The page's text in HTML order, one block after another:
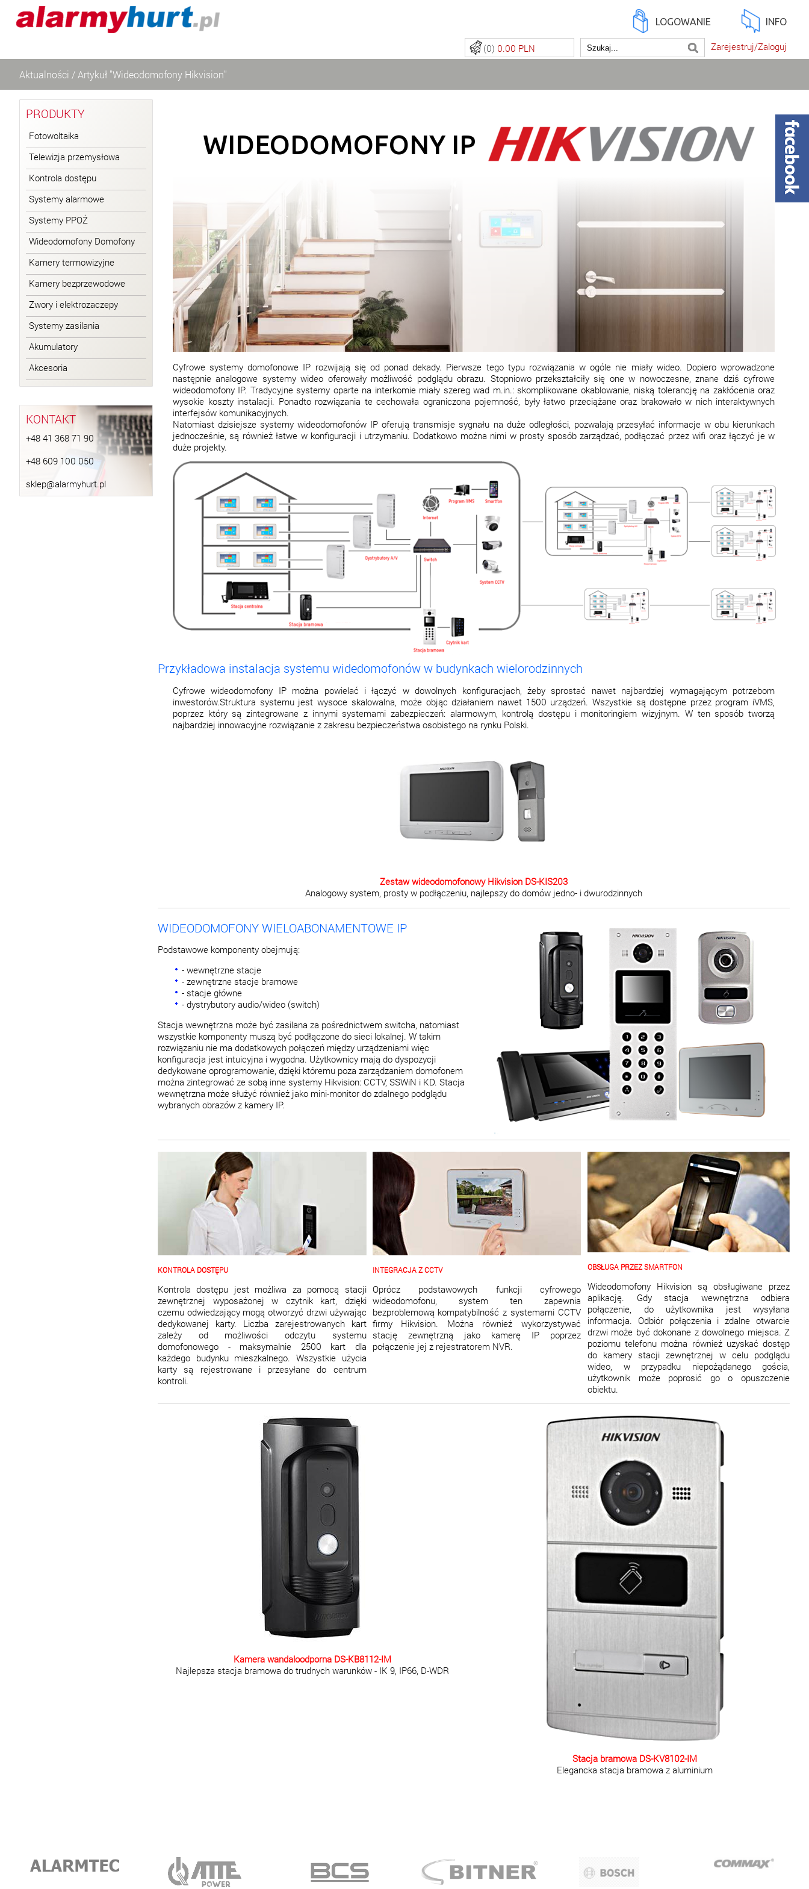
LOGOWANIE INFO
Zarejestruj/Zaloguj
(0) 0.00 PLN
Aktualności / Artykuł "Wideodomofony Hikvision"
PRODUKTY
Fotowoltaika
Telewizja przemysłowa
Kontrola dostępu
Systemy alarmowe
Systemy PPOŻ
Wideodomofony Domofony
Kamery termowizyjne
Kamery bezprzewodowe
Zwory i elektrozaczepy
Systemy zasilania
Akumulatory
Akcesoria
KONTAKT
+48 41 368 71 90
+48 609 100 050
sklep@alarmyhurt.pl
WIDEODOMOFONY IP
Cyfrowe systemy domofonowe IP rozwijają się od ponad dekady. Pierwsze tego typu rozwiązania w ogóle nie miały wideo. Dopiero wprowadzone
następnie analogowe systemy wideo oferowały możliwość podglądu obrazu. Stopniowo przekształciły się one w nowoczesne, znane dziś cyfrowe
wideodomofony IP. Tradycyjne systemy oparte na interkomie miały szereg wad m.in.: skomplikowane okablowanie, niską tolerancję na zakłócenia oraz
wysokie koszty instalacji. Ponadto rozwiązania te cechowała ograniczona pojemność, były łatwo przeciążane oraz brakowało w nich interaktywnych
interfejsów komunikacyjnych.
Natomiast dzisiejsze systemy wideodomofonów IP oferują transmisje sygnału na duże odległości, pozwalają przesyłać informacje w obu kierunkach
jednocześnie, są również łatwe w konfiguracji i utrzymaniu. Dodatkowo można nimi w prosty sposób zarządzać, podłączać przez wifi oraz łączyć je w
duże projekty.
Przykładowa instalacja systemu widedomofonów w budynkach wielorodzinnych
Cyfrowe wideodomofony IP można powielać i łączyć w dowolnych konfiguracjach, żeby sprostać nawet najbardziej wymagającym potrzebom
inwestorów.Struktura systemu jest wysoce skalowalna, może objąc działaniem nawet 1500 urządzeń. Wszystkie są dostępne przez program iVMS,
poprzez który są zintegrowane z innymi systemami zabezpieczeń: alarmowym, kontrolą dostępu i monitoringiem wizyjnym. W ten sposób tworzą
najbardziej innowacyjne rozwiązanie z zakresu bezpieczeństwa osobistego na rynku Polski.
Zestaw wideodomofonowy Hikvision DS-KIS203
Analogowy system, prosty w podłączeniu, najlepszy do domów jedno- i dwurodzinnych
WIDEODOMOFONY WIELOABONAMENTOWE IP
Podstawowe komponenty obejmują:
- wewnętrzne stacje
- zewnętrzne stacje bramowe
- stacje główne
- dystrybutory audio/wideo (switch)
Stacja wewnętrzna może być zasilana za pośrednictwem switcha, natomiast
wszystkie komponenty muszą być podłączone do sieci lokalnej. W takim
rozwiązaniu nie ma dodatkowych połączeń między urządzeniami więc
konfiguracja jest intuicyjna i wygodna. Użytkownicy mają do dyspozycji
dedykowane oprogramowanie, dzięki któremu poza zarządzaniem domofonem
można zintegrować ze sobą inne systemy Hikvision: CCTV, SSWiN i KD. Stacja
wewnętrzna może służyć również jako mini-monitor do zdalnego podglądu
wybranych obrazów z kamery IP.
KONTROLA DOSTĘPU
Kontrola dostępu jest możliwa za pomocą stacji
zewnętrznej wyposażonej w czytnik kart, dzięki
czemu odwiedzający mogą otworzyć drzwi używając
dedykowanej karty. Liczba zarejestrowanych kart
zależy od możliwości odczytu systemu
domofonowego - maksymalnie 2500 kart dla
każdego budynku mieszkalnego. Wszystkie użycia
karty są rejestrowane i przesyłane do centrum
kontroli.
INTEGRACJA Z CCTV
Oprócz podstawowych funkcji cyfrowego
wideodomofonu, system ten zapewnia
bezproblemową kompatybilność z systemami CCTV
firmy Hikvision. Można również wykorzystywać
stację zewnętrzną jako kamerę IP poprzez
połączenie jej z rejestratorem NVR.
OBSŁUGA PRZEZ SMARTFON
Wideodomofony Hikvision są obsługiwane przez
aplikację. Gdy stacja wewnętrzna odbiera
połączenie, do użytkownika jest wysyłana
informacja. Odbiór połączenia i zdalne otwarcie
drzwi może być dokonane z dowolnego miejsca. Z
poziomu telefonu można również uzyskać dostęp
do kamery stacji zewnętrznej w celu podglądu
wideo, w przypadku niepożądanego gościa,
użytkownik może poprosić go o opuszczenie
obiektu.
Kamera wandaloodporna DS-KB8112-IM
Najlepsza stacja bramowa do trudnych warunków - IK 9, IP66, D-WDR
Stacja bramowa DS-KV8102-IM
Elegancka stacja bramowa z aluminium